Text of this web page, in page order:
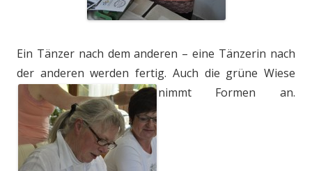
Ein Tänzer nach dem anderen – eine Tänzerin nach
der anderen werden fertig. Auch die grüne Wiese
nimmt Formen an.